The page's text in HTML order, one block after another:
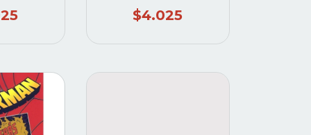
deagostini)
$4.025